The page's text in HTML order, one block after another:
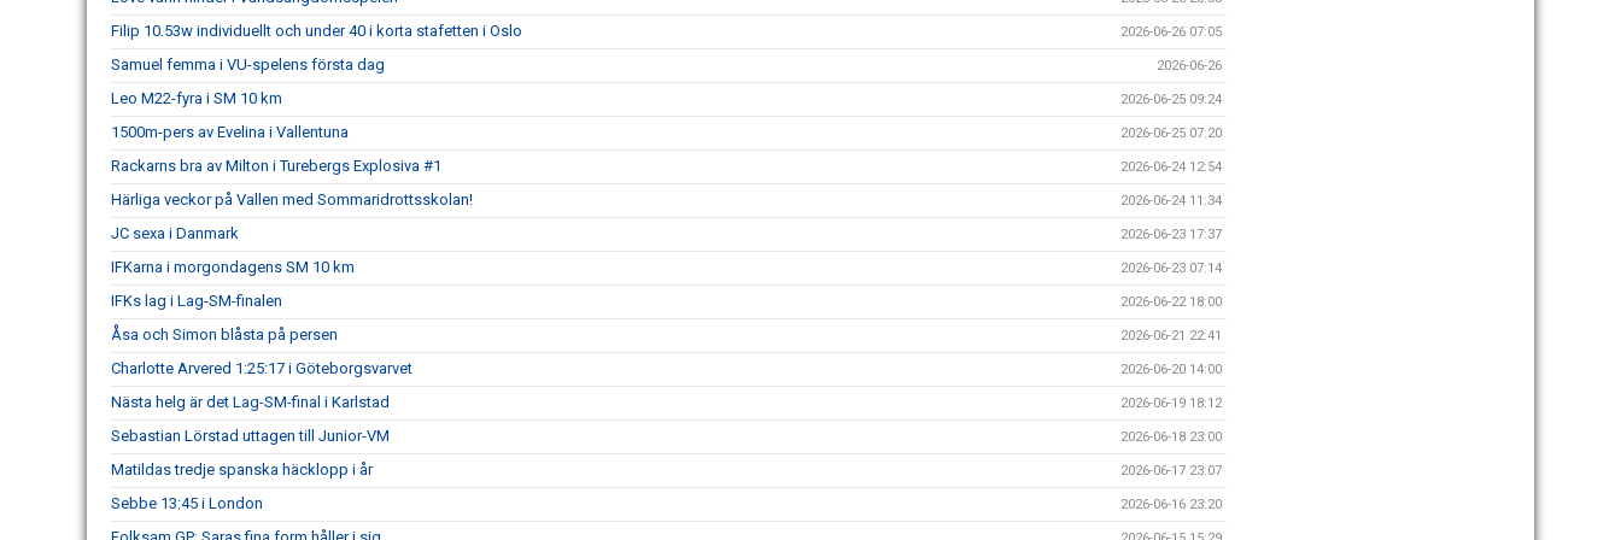
Filip 10.53w individuellt och under 40 i korta stafetten i Oslo 2026-06-26 07:05
Samuel femma i VU-spelens första dag 2026-06-26
Leo M22-fyra i SM 10 km 2026-06-25 09:24
1500m-pers av Evelina i Vallentuna 2026-06-25 07:20
Rackarns bra av Milton i Turebergs Explosiva #1 2026-06-24 12:54
Härliga veckor på Vallen med Sommaridrottsskolan! 2026-06-24 11:34
JC sexa i Danmark 2026-06-23 17:37
IFKarna i morgondagens SM 10 km 2026-06-23 07:14
IFKs lag i Lag-SM-finalen 2026-06-22 18:00
Åsa och Simon blåsta på persen 2026-06-21 22:41
Charlotte Arvered 1:25:17 i Göteborgsvarvet 2026-06-20 14:00
Nästa helg är det Lag-SM-final i Karlstad 2026-06-19 18:12
Sebastian Lörstad uttagen till Junior-VM 2026-06-18 23:00
Matildas tredje spanska häcklopp i år 2026-06-17 23:07
Sebbe 13:45 i London 2026-06-16 23:20